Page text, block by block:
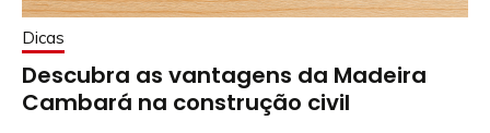
Dicas
Descubra as vantagens da Madeira
Cambará na construção civil